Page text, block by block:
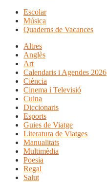
Escolar
Música
Quaderns de Vacances
Altres
Anglès
Art
Calendaris i Agendes 2026
Ciència
Cinema i Televisió
Cuina
Diccionaris
Esports
Guies de Viatge
Literatura de Viatges
Manualitats
Multimèdia
Poesia
Regal
Salut